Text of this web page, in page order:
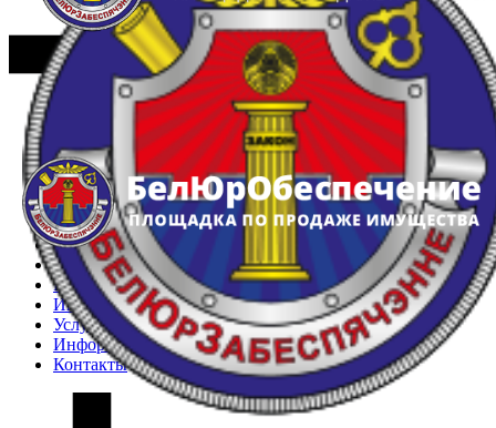
Главная
Арестованное имущество
Реестр несостоявшихся торгов
Реестр переоценок
Частное имущество
Государственное имущество
Интернет-магазин
Интернет-витрина
Услуги
Информация
Контакты